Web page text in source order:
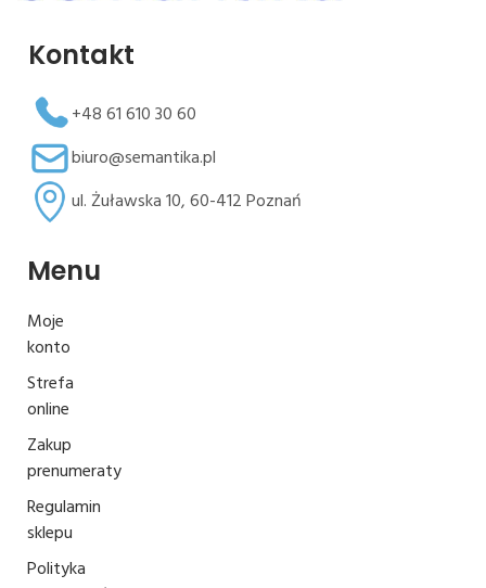
Kontakt
+48 61 610 30 60
biuro@semantika.pl
ul. Żuławska 10, 60-412 Poznań
Menu
Moje
konto
Strefa
online
Zakup
prenumeraty
Regulamin
sklepu
Polityka